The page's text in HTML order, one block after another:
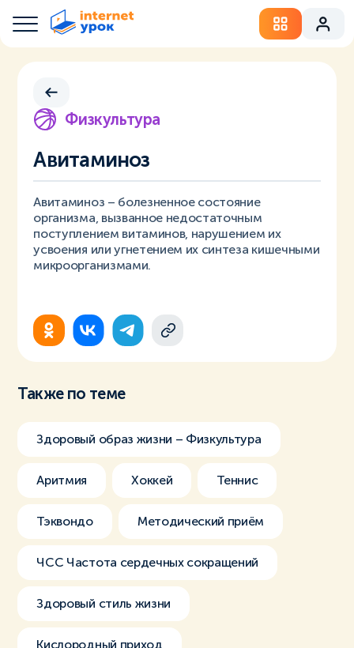
Физкультура
Авитаминоз
Авитаминоз – болезненное состояние
организма, вызванное недостаточным
поступлением витаминов, нарушением их
усвоения или угнетением их синтеза кишечными
микроорганизмами.
Также по теме
Здоровый образ жизни – Физкультура
Аритмия Хоккей Теннис
Тэквондо Методический приём
ЧСС Частота сердечных сокращений
Здоровый стиль жизни
Кислородный приход